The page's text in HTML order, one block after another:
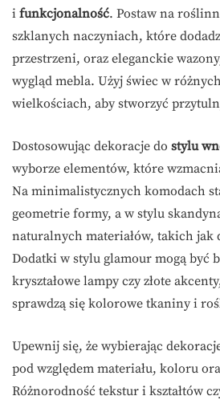
i funkcjonalność. Postaw na
szklanych naczyniach, które
przestrzeni, oraz eleganckie
wygląd mebla. Użyj świec w
wielkościach, aby stworzyć
Dostosowując dekoracje do stylu
wyborze elementów, które
Na minimalistycznych komodach
geometrie formy, a w stylu
naturalnych materiałów, takich jak
Dodatki w stylu glamour mogą być
kryształowe lampy czy złote
sprawdzą się kolorowe tkaniny i
Upewnij się, że wybierając
pod względem materiału, koloru
Różnorodność tekstur i kształtów